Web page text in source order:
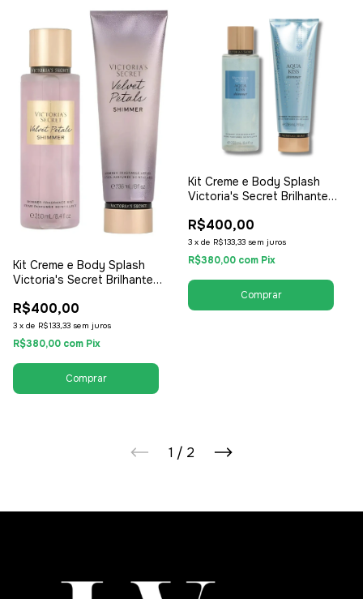
Kit Creme e Body Splash
Victoria's Secret Brilhante
Shimmer Fragance Mist e
Fragance Lotion - Feminino
R$400,00
3 x de R$133,33 sem juros
R$380,00 com Pix
Kit Creme e Body Splash
Victoria's Secret Brilhante
Fragance Mist e Fragance
Lotion - Feminino
R$400,00
3 x de R$133,33 sem juros
R$380,00 com Pix
1 / 2